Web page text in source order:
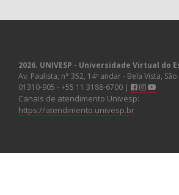
2026. UNIVESP - Universidade Virtual do
Av. Paulista, n° 352, 14º andar - Bela Vista, São
01310-905 - +55 11 3188-6700 |
Canais de atendimento Univesp:
https://atendimento.univesp.br